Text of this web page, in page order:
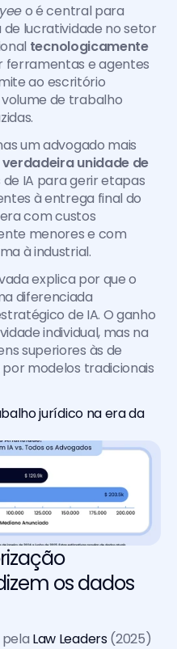
o é central para
lucratividade no setor
tecnologicamente
ferramentas e agentes
ao escritório
de trabalho
um advogado mais
unidade de
de IA para gerir etapas
à entrega final do
com custos
menores e com
à industrial.
explica por que o
diferenciada
de IA. O ganho
individual, mas na
superiores às de
modelos tradicionais
jurídico na era da
os dados
Law Leaders (2025)